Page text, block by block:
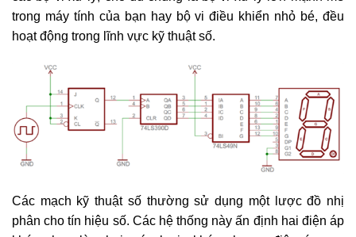
trong máy tính của bạn hay bộ vi điều khiển nhỏ bé, đều
hoạt động trong lĩnh vực kỹ thuật số.
Các mạch kỹ thuật số thường sử dụng một lược đồ nhị
phân cho tín hiệu số. Các hệ thống này ấn định hai điện áp